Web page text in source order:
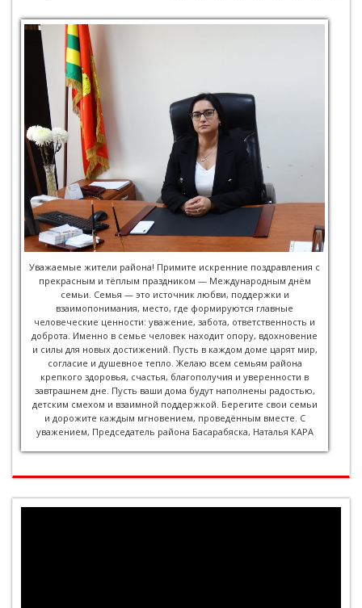
Уважаемые жители района! Примите искренние поздравления с
прекрасным и тёплым праздником — Международным днём
семьи. Семья — это источник любви, поддержки и
взаимопонимания, место, где формируются главные
человеческие ценности: уважение, забота, ответственность и
доброта. Именно в семье человек находит опору, вдохновение
и силы для новых достижений. Пусть в каждом доме царят мир,
согласие и душевное тепло. Желаю всем семьям района
крепкого здоровья, счастья, благополучия и уверенности в
завтрашнем дне. Пусть ваши дома будут наполнены радостью,
детским смехом и взаимной поддержкой. Берегите свои семьи
и дорожите каждым мгновением, проведённым вместе. С
уважением, Председатель района Басарабяска, Наталья КАРА